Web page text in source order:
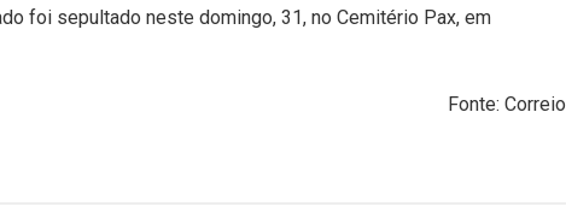
foi sepultado neste domingo, 31, no Cemitério Pax, em
Fonte: Correio